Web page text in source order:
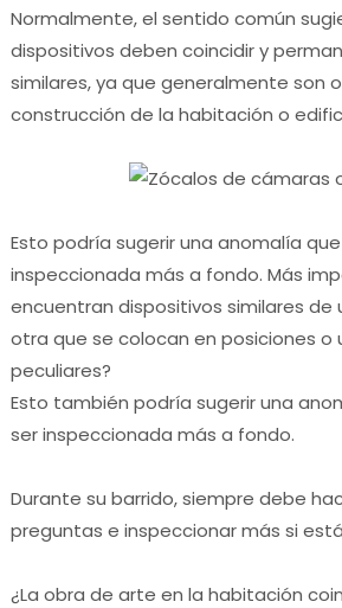
Normalmente, el sentido común
dispositivos deben coincidir y
similares, ya que generalmente son
construcción de la habitación o
Esto podría sugerir una anomalía
inspeccionada más a fondo. Más
encuentran dispositivos similares de
otra que se colocan en posiciones o
peculiares?
Esto también podría sugerir una
ser inspeccionada más a fondo.
Durante su barrido, siempre debe
preguntas e inspeccionar más si
¿La obra de arte en la habitación